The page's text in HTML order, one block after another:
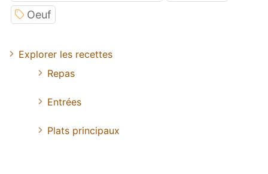
Oeuf
Explorer les recettes
Repas
Entrées
Plats principaux